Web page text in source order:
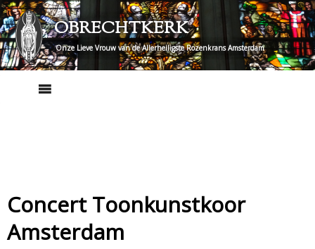
Skip
to
content
OBRECHTKERK
Onze Lieve Vrouw van de Allerheiligste Rozenkrans Amsterdam
Concert Toonkunstkoor
Amsterdam